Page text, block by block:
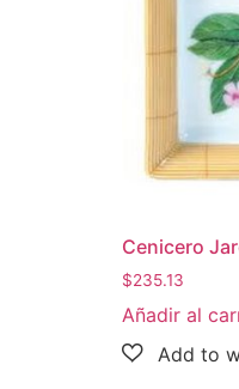
Cenicero
$235.13
Añadir al